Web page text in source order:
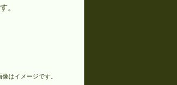
。
はイメージです。